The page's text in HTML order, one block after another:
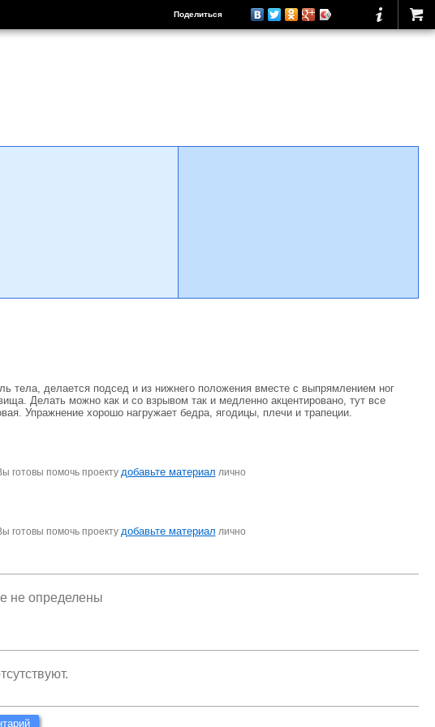
Поделиться
тела, делается подсед и из нижнего положения вместе с выпрямлением ног
Делать можно как и со взрывом так и медленно акцентировано, тут все
Упражнение хорошо нагружает бедра, ягодицы, плечи и трапеции.
готовы помочь проекту добавьте материал лично
готовы помочь проекту добавьте материал лично
не определены